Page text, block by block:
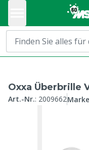
Oxxa Überbrille
Art.-Nr.: 2009662Marke